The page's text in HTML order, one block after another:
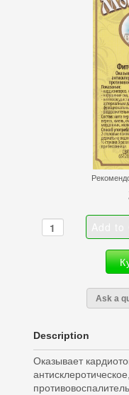
Ask a
Description
Оказывает